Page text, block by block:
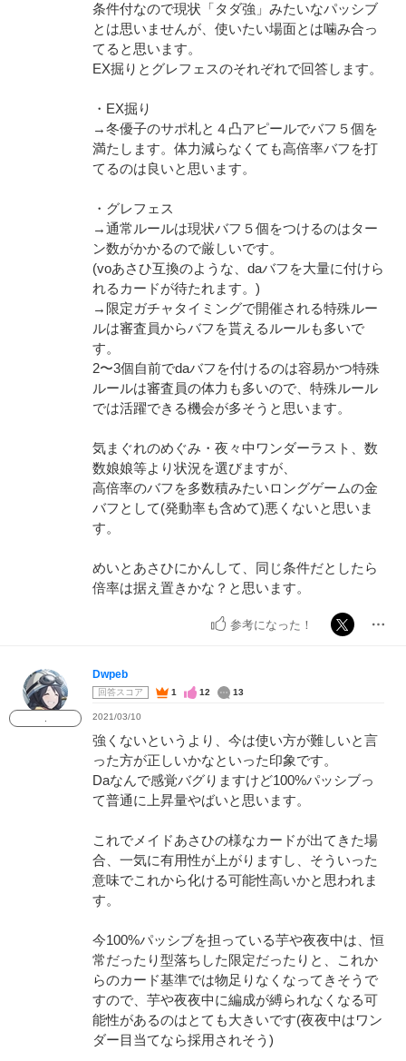
条件付なので現状「タダ強」みたいなパッシブ
とは思いませんが、使いたい場面とは噛み合っ
てると思います。
EX掘りとグレフェスのそれぞれで回答します。
・EX掘り
→冬優子のサポ札と４凸アピールでバフ５個を
満たします。体力減らなくても高倍率バフを打
てるのは良いと思います。
・グレフェス
→通常ルールは現状バフ５個をつけるのはター
ン数がかかるので厳しいです。
(voあさひ互換のような、daバフを大量に付けら
れるカードが待たれます。)
→限定ガチャタイミングで開催される特殊ルー
ルは審査員からバフを貰えるルールも多いで
す。
2〜3個自前でdaバフを付けるのは容易かつ特殊
ルールは審査員の体力も多いので、特殊ルール
では活躍できる機会が多そうと思います。
気まぐれのめぐみ・夜々中ワンダーラスト、数
数娘娘等より状況を選びますが、
高倍率のバフを多数積みたいロングゲームの金
バフとして(発動率も含めて)悪くないと思いま
す。
めいとあさひにかんして、同じ条件だとしたら
倍率は据え置きかな？と思います。
参考になった！
Dwpeb
回答スコア 1 12 13
2021/03/10
強くないというより、今は使い方が難しいと言
った方が正しいかなといった印象です。
Daなんで感覚バグりますけど100%パッシブっ
て普通に上昇量やばいと思います。
これでメイドあさひの様なカードが出てきた場
合、一気に有用性が上がりますし、そういった
意味でこれから化ける可能性高いかと思われま
す。
今100%パッシブを担っている芋や夜夜中は、恒
常だったり型落ちした限定だったりと、これか
らのカード基準では物足りなくなってきそうで
すので、芋や夜夜中に編成が縛られなくなる可
能性があるのはとても大きいです(夜夜中はワン
ダー目当てなら採用されそう)